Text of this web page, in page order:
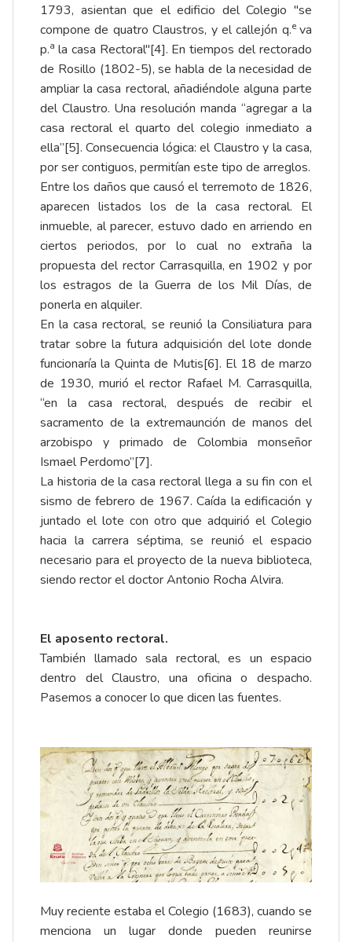
1793, asientan que el edificio del Colegio "se
compone de quatro Claustros, y el callejón q.e va
p.a la casa Rectoral"[4]. En tiempos del rectorado
de Rosillo (1802-5), se habla de la necesidad de
ampliar la casa rectoral, añadiéndole alguna parte
del Claustro. Una resolución manda “agregar a la
casa rectoral el quarto del colegio inmediato a
ella”[5]. Consecuencia lógica: el Claustro y la casa,
por ser contiguos, permitían este tipo de arreglos.
Entre los daños que causó el terremoto de 1826,
aparecen listados los de la casa rectoral. El
inmueble, al parecer, estuvo dado en arriendo en
ciertos periodos, por lo cual no extraña la
propuesta del rector Carrasquilla, en 1902 y por
los estragos de la Guerra de los Mil Días, de
ponerla en alquiler.
En la casa rectoral, se reunió la Consiliatura para
tratar sobre la futura adquisición del lote donde
funcionaría la Quinta de Mutis[6]. El 18 de marzo
de 1930, murió el rector Rafael M. Carrasquilla,
“en la casa rectoral, después de recibir el
sacramento de la extremaunción de manos del
arzobispo y primado de Colombia monseñor
Ismael Perdomo”[7].
La historia de la casa rectoral llega a su fin con el
sismo de febrero de 1967. Caída la edificación y
juntado el lote con otro que adquirió el Colegio
hacia la carrera séptima, se reunió el espacio
necesario para el proyecto de la nueva biblioteca,
siendo rector el doctorAntonio Rocha Alvira.
El aposento rectoral.
También llamado sala rectoral, es un espacio
dentro del Claustro, una oficina o despacho.
Pasemos a conocer lo que dicen las fuentes.
Muy reciente estaba el Colegio (1683), cuando se
menciona un lugar donde pueden reunirse